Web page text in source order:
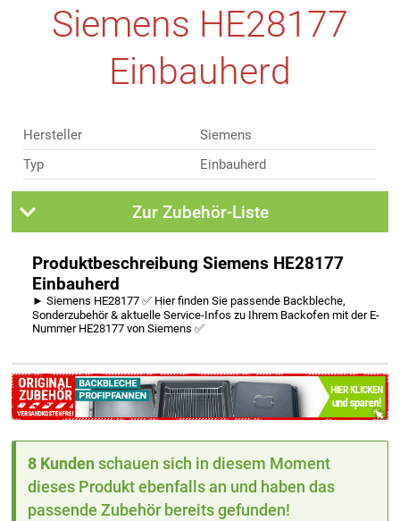
Siemens HE28177
Einbauherd
Hersteller
Siemens
Typ
Einbauherd
Zur Zubehör-Liste
Produktbeschreibung Siemens HE28177
Einbauherd
► Siemens HE28177 ✅ Hier finden Sie passende Backbleche,
Sonderzubehör & aktuelle Service-Infos zu Ihrem Backofen mit der E-
Nummer HE28177 von Siemens ✅
8 Kunden schauen sich in diesem Moment
dieses Produkt ebenfalls an und haben das
passende Zubehör bereits gefunden!